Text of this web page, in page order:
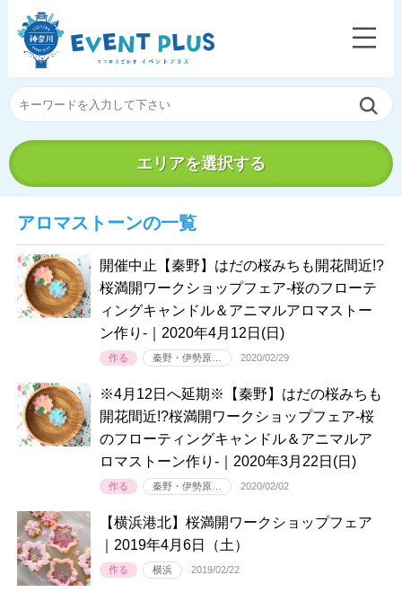
エリアを選択する
アロマストーンの一覧
開催中止【秦野】はだの桜みちも開花間近!?
桜満開ワークショップフェア-桜のフローテ
ィングキャンドル＆アニマルアロマストー
ン作り-｜2020年4月12日(日)
作る 秦野・伊勢原… 2020/02/29
※4月12日へ延期※【秦野】はだの桜みちも
開花間近!?桜満開ワークショップフェア-桜
のフローティングキャンドル＆アニマルア
ロマストーン作り-｜2020年3月22日(日)
作る 秦野・伊勢原… 2020/02/02
【横浜港北】桜満開ワークショップフェア
｜2019年4月6日（土）
作る 横浜 2019/02/22